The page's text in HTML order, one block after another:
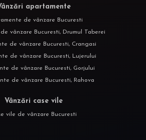
apartamente
de vânzare Bucuresti
vânzare Bucuresti, Drumul Taberei
de vânzare Bucuresti, Crangasi
de vânzare Bucuresti, Lujerului
de vânzare Bucuresti, Gorjului
de vânzare Bucuresti, Rahova
Vânzări case vile
vile de vânzare Bucuresti